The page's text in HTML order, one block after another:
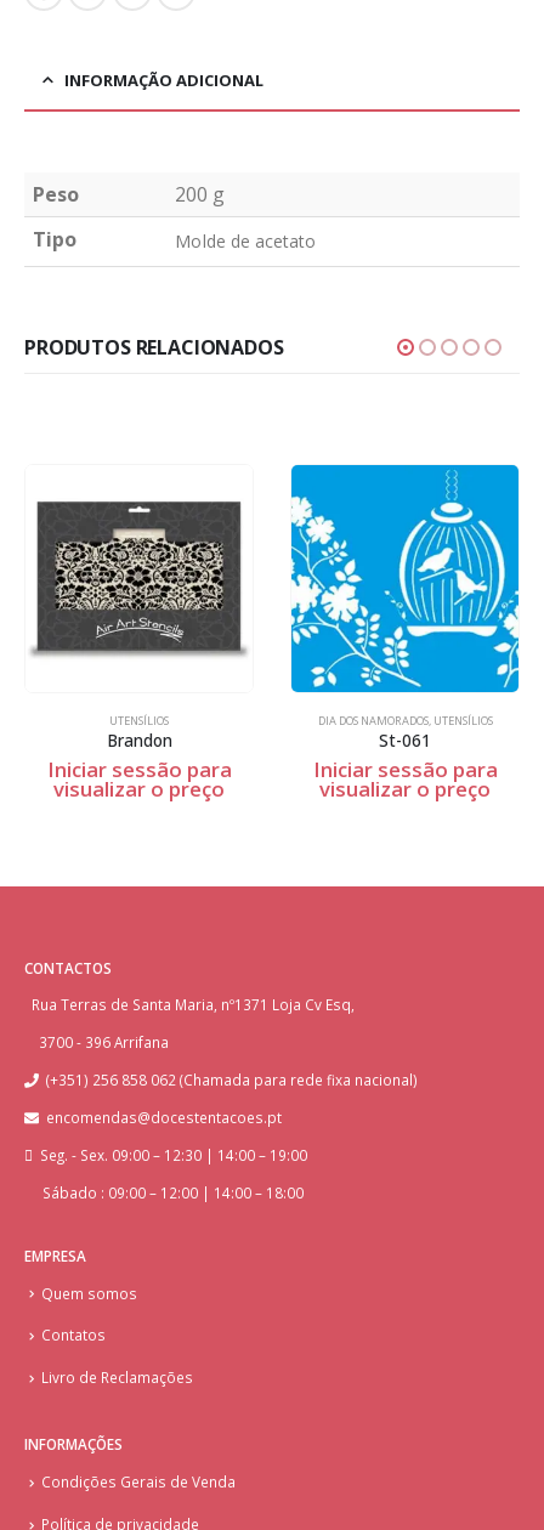
INFORMAÇÃO ADICIONAL
Peso
200 g
Tipo
Molde de acetato
PRODUTOS RELACIONADOS
UTENSÍLIOS
Brandon
Iniciar sessão para
visualizar o preço
DIA DOS NAMORADOS, UTENSÍLIOS
St-061
Iniciar sessão para
visualizar o preço
CONTACTOS
Rua Terras de Santa Maria, nº1371 Loja Cv Esq,
3700 - 396 Arrifana
(+351) 256 858 062 (Chamada para rede fixa nacional)
encomendas@docestentacoes.pt
Seg. - Sex. 09:00 – 12:30 | 14:00 – 19:00
Sábado : 09:00 – 12:00 | 14:00 – 18:00
EMPRESA
Quem somos
Contatos
Livro de Reclamações
INFORMAÇÕES
Condições Gerais de Venda
Política de privacidade